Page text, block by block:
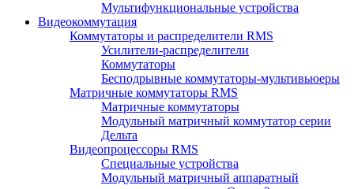
Мультифункциональные устройства
Видеокоммутация
Коммутаторы и распределители RMS
Усилители-распределители
Коммутаторы
Бесподрывные коммутаторы-мультивьюеры
Матричные коммутаторы RMS
Матричные коммутаторы
Модульный матричный коммутатор серии
Дельта
Видеопроцессоры RMS
Специальные устройства
Модульный матричный аппаратный